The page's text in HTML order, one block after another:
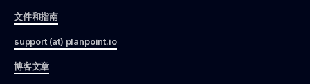
文件和指南
support (at) planpoint.io
博客文章